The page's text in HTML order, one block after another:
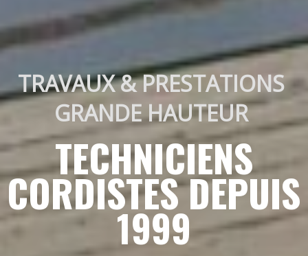
TRAVAUX & PRESTATIONS
GRANDE HAUTEUR
TECHNICIENS
CORDISTES DEPUIS
1999